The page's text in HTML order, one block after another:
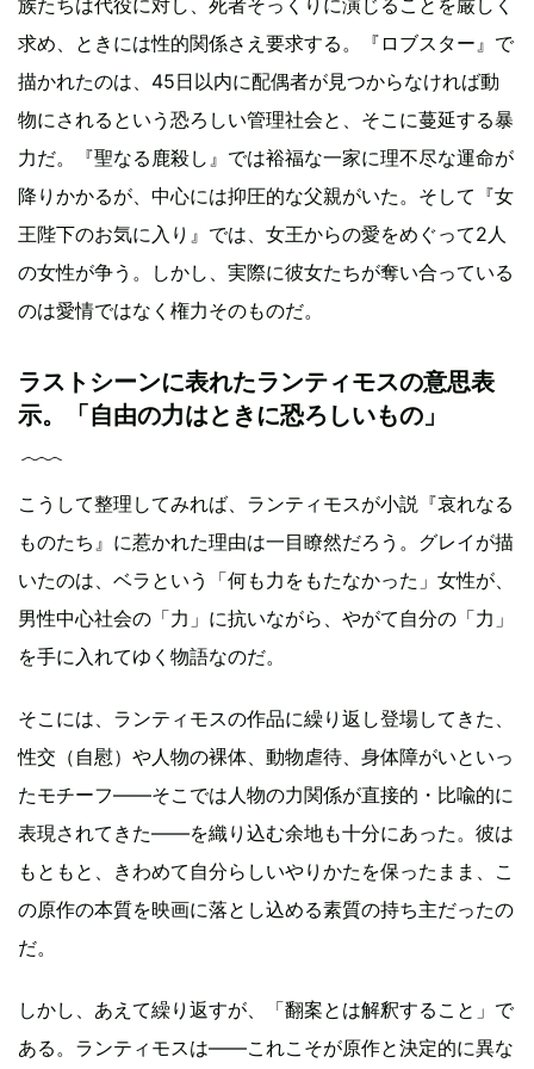
族たちは代役に対し、死者そっくりに演じることを厳しく
求め、ときには性的関係さえ要求する。『ロブスター』で
描かれたのは、45日以内に配偶者が見つからなければ動
物にされるという恐ろしい管理社会と、そこに蔓延する暴
力だ。『聖なる鹿殺し』では裕福な一家に理不尽な運命が
降りかかるが、中心には抑圧的な父親がいた。そして『女
王陛下のお気に入り』では、女王からの愛をめぐって2人
の女性が争う。しかし、実際に彼女たちが奪い合っている
のは愛情ではなく権力そのものだ。
ラストシーンに表れたランティモスの意思表
示。「自由の力はときに恐ろしいもの」
こうして整理してみれば、ランティモスが小説『哀れなる
ものたち』に惹かれた理由は一目瞭然だろう。グレイが描
いたのは、ベラという「何も力をもたなかった」女性が、
男性中心社会の「力」に抗いながら、やがて自分の「力」
を手に入れてゆく物語なのだ。
そこには、ランティモスの作品に繰り返し登場してきた、
性交（自慰）や人物の裸体、動物虐待、身体障がいといっ
たモチーフ――そこでは人物の力関係が直接的・比喩的に
表現されてきた――を織り込む余地も十分にあった。彼は
もともと、きわめて自分らしいやりかたを保ったまま、こ
の原作の本質を映画に落とし込める素質の持ち主だったの
だ。
しかし、あえて繰り返すが、「翻案とは解釈すること」で
ある。ランティモスは――これこそが原作と決定的に異な